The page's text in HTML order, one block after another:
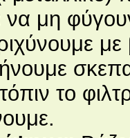
να μη
το